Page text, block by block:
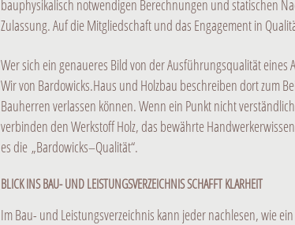
bauphysikalisch notwendigen Berechnungen und statischen
Zulassung. Auf die Mitgliedschaft und das Engagement in
Wer sich ein genaueres Bild von der Ausführungsqualität
Wir von Bardowicks.Haus und Holzbau beschreiben dort zum
Bauherren verlassen können. Wenn ein Punkt nicht
verbinden den Werkstoff Holz, das bewährte
es die „Bardowicks–Qualität“.
BLICK INS BAU- UND LEISTUNGSVERZEICHNIS SCHAFFT KLARHEIT
Im Bau- und Leistungsverzeichnis kann jeder nachlesen, wie